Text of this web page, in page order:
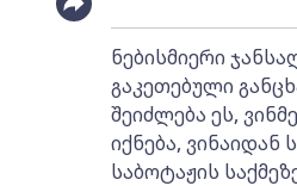
ნებისმიერი
გაკეთებული
შეიძლება ეს,
იქნება, ვინაიდან
საბოტაჟის